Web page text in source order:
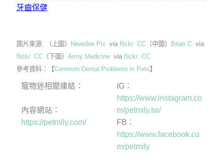
牙齒保健
圖片來源: （上圖） Newsbie Pix via flickr CC（中圖） Brian Cvia
flickr CC（下圖） Army Medicinevia flickr CC
參考資料：【Common Dental Problems in Pets】
寵物迷相關連結：
內容網站：
https://petmily.com/
IG：
https://www.instagram.co
m/petmily.tw/
FB：
https://www.facebook.co
m/petmily